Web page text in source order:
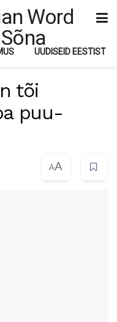
UUDISEID EESTIST
tõi
puu-
AA